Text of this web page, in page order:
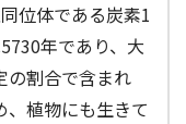
同位体である炭素1
年であり、大
の割合で含まれ
、植物にも生きて